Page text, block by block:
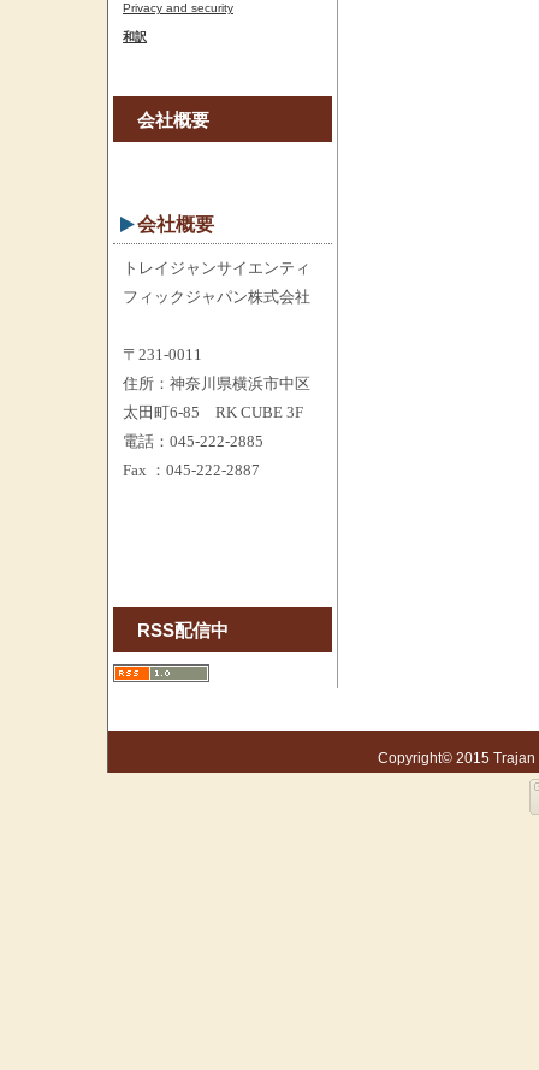
Privacy and security
和訳
会社概要
会社概要
トレイジャンサイエンティ
フィックジャパン株式会社
〒231-0011
住所：神奈川県横浜市中区
太田町6-85 RK CUBE 3F
電話：045-222-2885
Fax ：045-222-2887
RSS配信中
Copyright© 2015 Trajan